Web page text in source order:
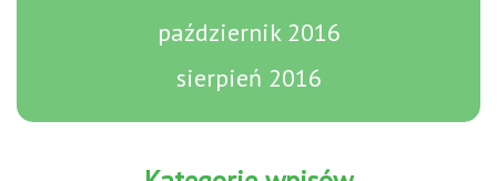
październik 2016
sierpień 2016